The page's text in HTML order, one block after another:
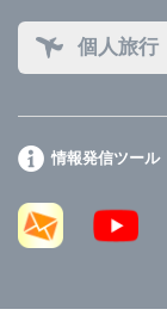
個人旅行
情報発信ツール